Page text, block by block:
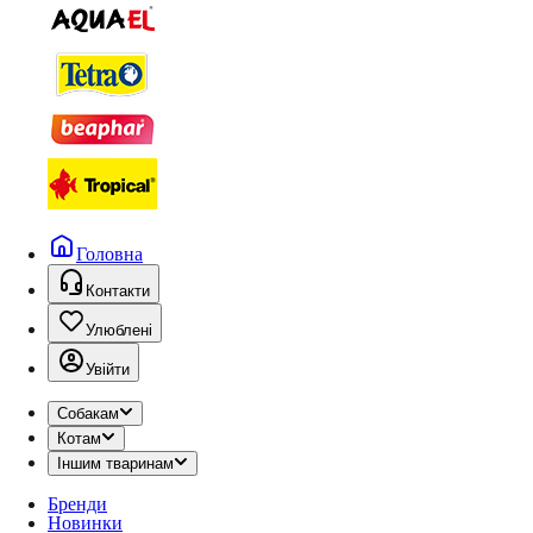
Головна
Контакти
Улюблені
Увійти
Собакам
Котам
Іншим тваринам
Бренди
Новинки